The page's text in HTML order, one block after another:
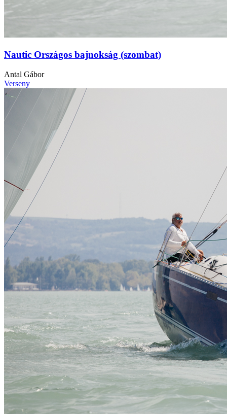
Nautic Országos bajnokság (szombat)
Antal Gábor
Verseny